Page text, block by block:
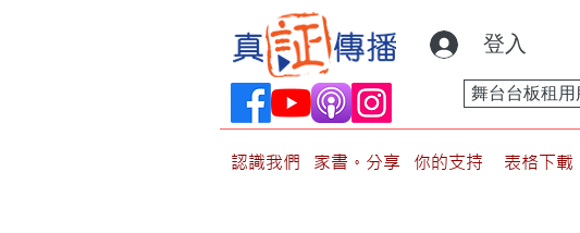
登入
舞台台板租用
認識我們 家書。分享 你的支持 表格下載